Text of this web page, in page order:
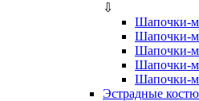
⇩
Шапочки-
Шапочки-
Шапочки-
Шапочки-
Шапочки-
Эстрадные